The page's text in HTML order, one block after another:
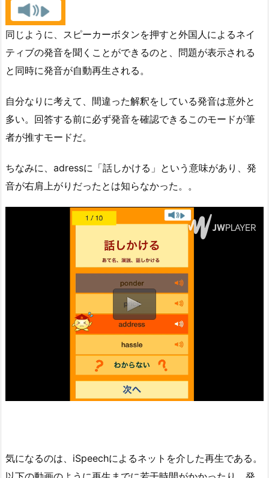
同じように、スピーカーボタンを押すと外国人によるネイ
ティブの発音を聞くことができるのと、問題が表示される
と同時に発音が自動再生される。
自分なりに考えて、間違った解釈をしている発音は意外と
多い。回答する前に必ず発音を確認できるこのモードが筆
者が推すモードだ。
ちなみに、adressに「話しかける」という意味があり、発
音が右肩上がりだったとは知らなかった。。
気になるのは、iSpeechによるネットを介した再生である。